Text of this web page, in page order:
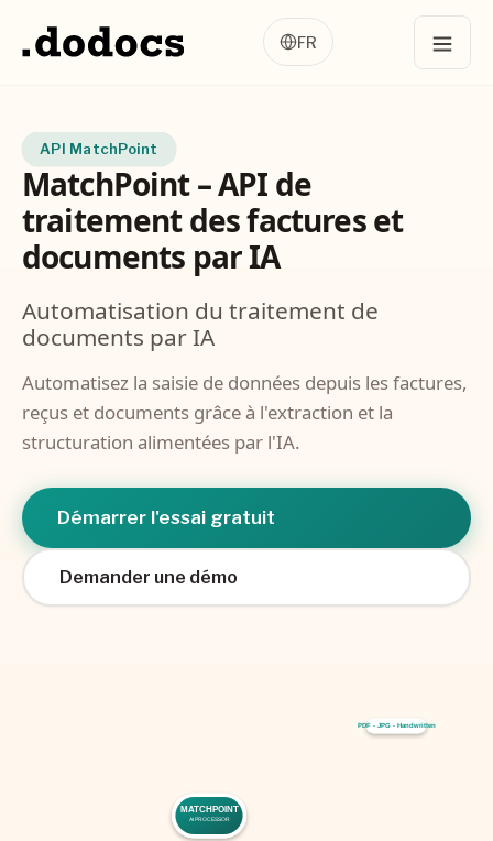
FR
API MatchPoint
MatchPoint – API de
traitement des factures et
documents par IA
Automatisation du traitement de
documents par IA
Automatisez la saisie de données depuis les factures,
reçus et documents grâce à l'extraction et la
structuration alimentées par l'IA.
Démarrer l'essai gratuit
Demander une démo
MATCHPOINT
AI PROCESSOR
PDF - JPG - Handwritten